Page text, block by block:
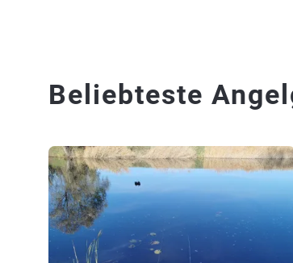
Beliebteste